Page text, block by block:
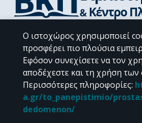
Διεύθυνση Βιβλιοθήκης &
Βιβλιοθήκες Σχολών
Υπολογιστικό Κέντρο
Επικοινωνία /
Ο ιστοχώρος χρησιμοποιεί
προσφέρει πιο πλούσια
Εφόσον συνεχίσετε να τον
αποδέχεστε και τη χρήση των
Περισσότερες πληροφορίες:
a.gr/to_panepistimio/
dedomenon/